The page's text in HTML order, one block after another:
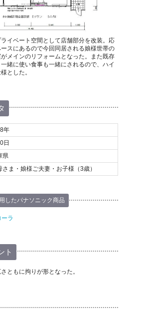
イベート空間として店舗部分を改装。応
スにあるので今回同居される娘様世帯の
メインのリフォームとなった。また既存
緒に使い食事も一緒にされるので、ハイ
とした。
年
日
県
さま・娘様ご夫妻・お子様（3歳）
したパナソニック商品
ラ
ト
ともに拘りが形となった。